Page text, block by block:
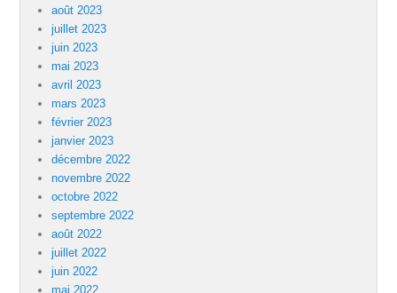
août 2023
juillet 2023
juin 2023
mai 2023
avril 2023
mars 2023
février 2023
janvier 2023
décembre 2022
novembre 2022
octobre 2022
septembre 2022
août 2022
juillet 2022
juin 2022
mai 2022